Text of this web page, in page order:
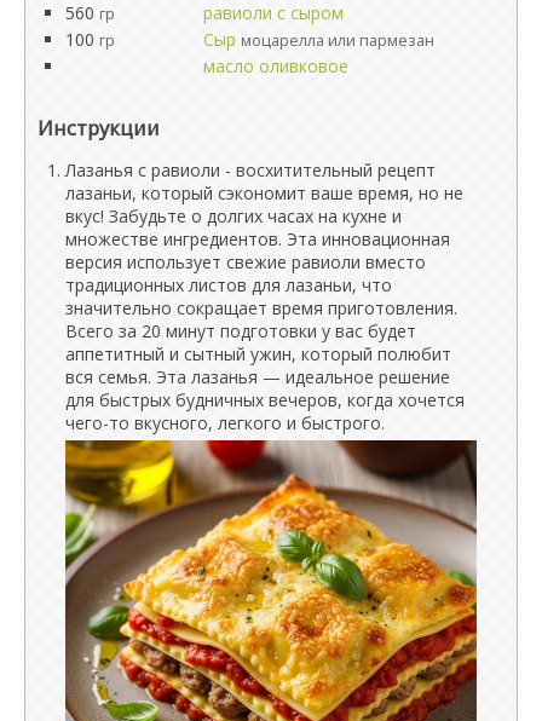
560 гр
равиоли с сыром
100 гр Сыр моцарелла или пармезан
масло оливковое
Инструкции
Лазанья с равиоли - восхитительный рецепт
лазаньи, который сэкономит ваше время, но не
вкус! Забудьте о долгих часах на кухне и
множестве ингредиентов. Эта инновационная
версия использует свежие равиоли вместо
традиционных листов для лазаньи, что
значительно сокращает время приготовления.
Всего за 20 минут подготовки у вас будет
аппетитный и сытный ужин, который полюбит
вся семья. Эта лазанья — идеальное решение
для быстрых будничных вечеров, когда хочется
чего-то вкусного, легкого и быстрого.